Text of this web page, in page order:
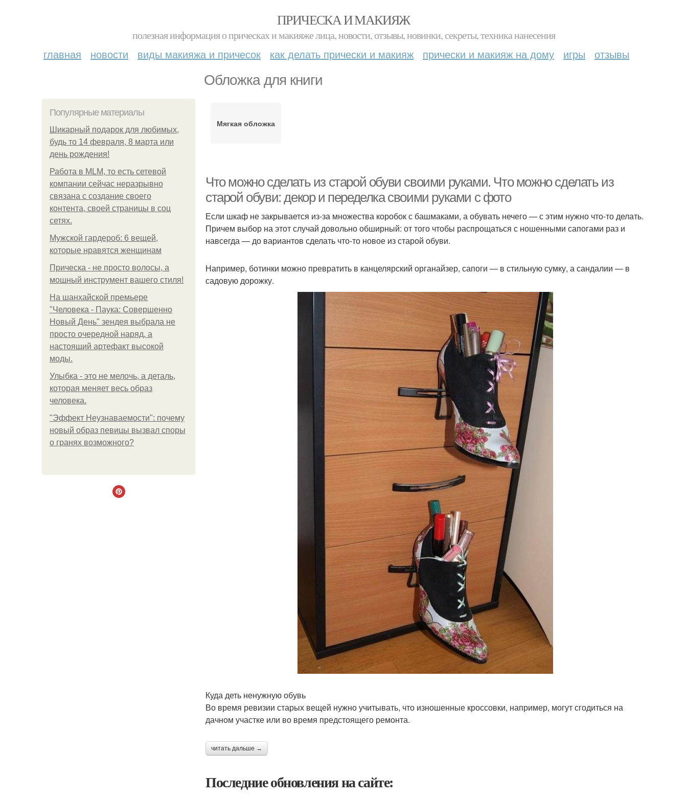
ПРИЧЕСКА И МАКИЯЖ
полезная информация о прическах и макияже лица, новости, отзывы, новинки, секреты, техника нанесения
главная новости виды макияжа и причесок как делать прически и макияж прически и макияж на дому игры отзывы
Обложка для книги
Популярные материалы
Шикарный подарок для любимых,
будь то 14 февраля, 8 марта или
день рождения!
Работа в MLM, то есть сетевой
компании сейчас неразрывно
связана с создание своего
контента, своей страницы в соц
сетях.
Мужской гардероб: 6 вещей,
которые нравятся женщинам
Прическа - не просто волосы, а
мощный инструмент вашего стиля!
На шанхайской премьере
"Человека - Паука: Совершенно
Новый День" зендея выбрала не
просто очередной наряд, а
настоящий артефакт высокой
моды.
Улыбка - это не мелочь, а деталь,
которая меняет весь образ
человека.
"Эффект Неузнаваемости": почему
новый образ певицы вызвал споры
о гранях возможного?
Мягкая обложка
Что можно сделать из старой обуви своими руками. Что можно сделать из
старой обуви: декор и переделка своими руками с фото
Если шкаф не закрывается из-за множества коробок с башмаками, а обувать нечего — с этим нужно что-то делать.
Причем выбор на этот случай довольно обширный: от того чтобы распрощаться с ношенными сапогами раз и
навсегда — до вариантов сделать что-то новое из старой обуви.
Например, ботинки можно превратить в канцелярский органайзер, сапоги — в стильную сумку, а сандалии — в
садовую дорожку.
Куда деть ненужную обувь
Во время ревизии старых вещей нужно учитывать, что изношенные кроссовки, например, могут сгодиться на
дачном участке или во время предстоящего ремонта.
читать дальше →
Последние обновления на сайте: